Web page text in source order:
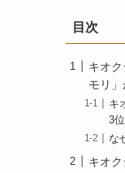
目次
キオ
モリ
キ
3
な
キオ